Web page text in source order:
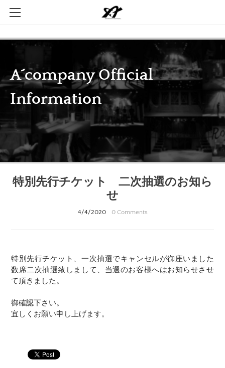
特別先行チケット 二次抽選のお知ら
せ
4/4/2020 0 Comments
特別先行チケット、一次抽選でキャンセルが御座いました
数席二次抽選致しまして、当選のお客様へはお知らせさせ
て頂きました。
御確認下さい。
宜しくお願い申し上げます。
Company
Contact